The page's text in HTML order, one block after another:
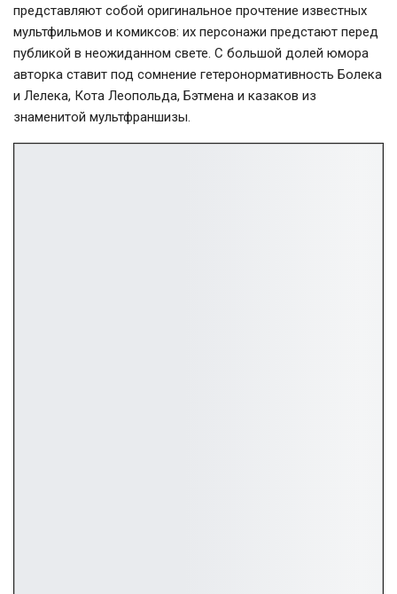
представляют собой оригинальное прочтение известных
мультфильмов и комиксов: их персонажи предстают перед
публикой в неожиданном свете. С большой долей юмора
авторка ставит под сомнение гетеронормативность Болека
и Лелека, Кота Леопольда, Бэтмена и казаков из
знаменитой мультфраншизы.